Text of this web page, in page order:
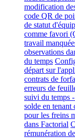
modification
code QR de
de statut
comme favori
travail
observations
du temps
départ sur
contrats de
erreurs de
suivi du temps
solde en tenant
pour les freins
dans Factorial
rémunération